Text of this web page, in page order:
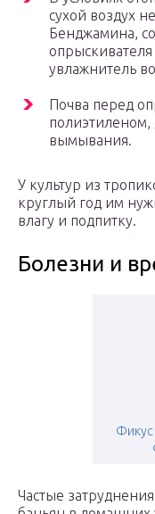
сухой воздух
Бенджамина,
увлажнитель
Почва перед
вымывания.
У культур из
круглый год им
влагу и подпитку.
Болезни и
Фикус
Частые